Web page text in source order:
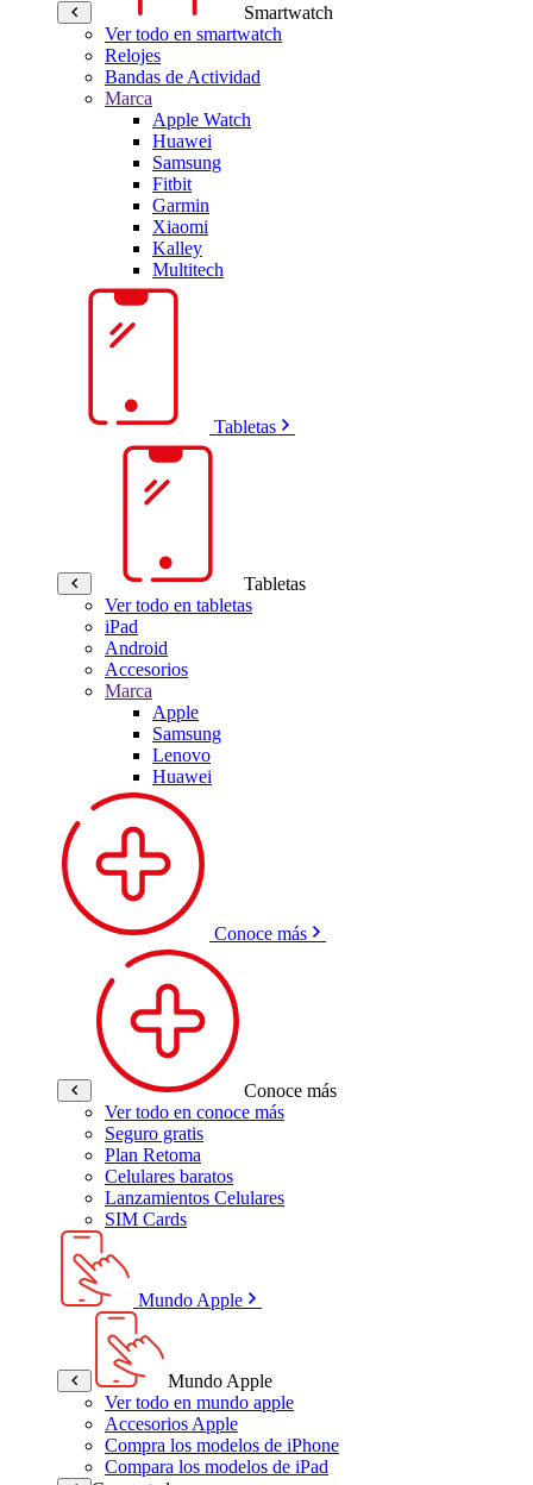
Smartwatch
Ver todo en smartwatch
Relojes
Bandas de Actividad
Marca
Apple Watch
Huawei
Samsung
Fitbit
Garmin
Xiaomi
Kalley
Multitech
Tabletas
Tabletas
Ver todo en tabletas
iPad
Android
Accesorios
Marca
Apple
Samsung
Lenovo
Huawei
Conoce más
Conoce más
Ver todo en conoce más
Seguro gratis
Plan Retoma
Celulares baratos
Lanzamientos Celulares
SIM Cards
Mundo Apple
Mundo Apple
Ver todo en mundo apple
Accesorios Apple
Compra los modelos de iPhone
Compara los modelos de iPad